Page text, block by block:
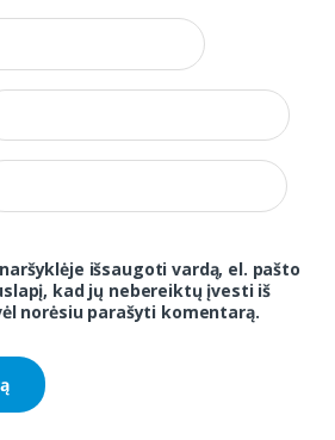
išsaugoti vardą, el. pašto
kad jų nebereiktų įvesti iš
norėsiu parašyti komentarą.